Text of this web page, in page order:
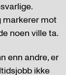
markerer mot
noen ville ta.
enn andre, er
ikke